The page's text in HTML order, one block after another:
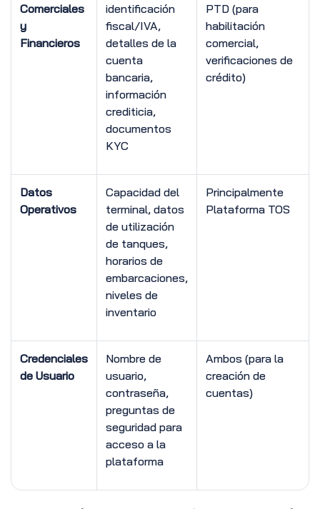
Comerciales
y
Financieros
identificación
fiscal/IVA,
detalles de la
cuenta
bancaria,
información
crediticia,
documentos
KYC
PTD (para
habilitación
comercial,
verificaciones de
crédito)
Datos
Operativos
Capacidad del
terminal, datos
de utilización
de tanques,
horarios de
embarcaciones,
niveles de
inventario
Principalmente
Plataforma TOS
Credenciales
de Usuario
Nombre de
usuario,
contraseña,
preguntas de
seguridad para
acceso a la
plataforma
Ambos (para la
creación de
cuentas)